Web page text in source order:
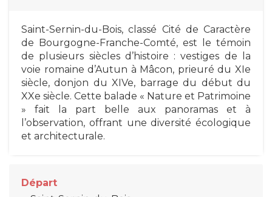
Saint-Sernin-du-Bois, classé Cité de Caractère
de Bourgogne-Franche-Comté, est le témoin
de plusieurs siècles d’histoire : vestiges de la
voie romaine d’Autun à Mâcon, prieuré du XIe
siècle, donjon du XIVe, barrage du début du
XXe siècle. Cette balade « Nature et Patrimoine
» fait la part belle aux panoramas et à
l’observation, offrant une diversité écologique
et architecturale.
Départ